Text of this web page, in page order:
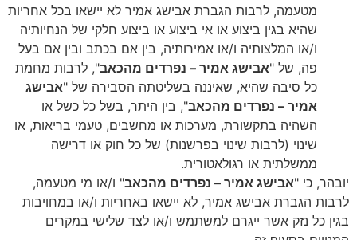
מטעמה, לרבות הגברת אבישג אמיר לא יישאו בכל אחריות
שהיא בגין ביצוע או אי ביצוע או ביצוע חלקי של הנחיותיה
ו/או המלצותיה ו/או אמירותיה, בין אם בכתב ובין אם בעל
פה, של "אבישג אמיר – נפרדים מהכאב", לרבות מחמת
כל סיבה שהיא, שאיננה בשליטתה הסבירה של "אבישג
אמיר – נפרדים מהכאב", בין היתר, בשל כל כשל או
השהיה בתקשורת, מערכות או מחשבים, טעמי בריאות, או
שינוי (לרבות שינוי בפרשנות) של כל חוק או דרישה
ממשלתית או רגולאטורית.
יובהר, כי "אבישג אמיר – נפרדים מהכאב" ו/או מי מטעמה,
לרבות הגברת אבישג אמיר, לא יישאו באחריות ו/או במחויבות
בגין כל נזק אשר ייגרם למשתמש ו/או לצד שלישי במקרים